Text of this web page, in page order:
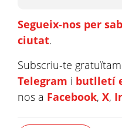
Segueix-nos per
ciutat.
Subscriu-te
Telegram i butlletí
nos a Facebook, X,